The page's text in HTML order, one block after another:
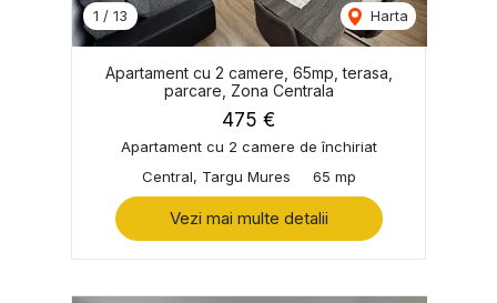
1 / 13 Harta
Apartament cu 2 camere, 65mp, terasa,
parcare, Zona Centrala
475 €
Apartament cu 2 camere de închiriat
Central, Targu Mures
65 mp
Vezi mai multe detalii